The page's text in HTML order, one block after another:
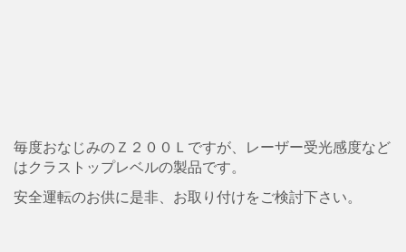
毎度おなじみのＺ２００Ｌですが、レーザー受光感度など
はクラストップレベルの製品です。
安全運転のお供に是非、お取り付けをご検討下さい。